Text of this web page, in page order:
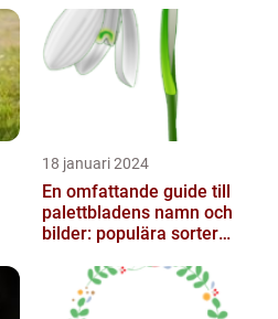
18 januari 2024
En omfattande guide till
palettbladens namn och
bilder: populära sorter